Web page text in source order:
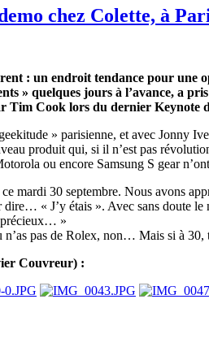
chez Colette, à
: un endroit tendance pour
» quelques jours à l’avance, a
Tim Cook lors du dernier Keynote
» parisienne, et avec Jonny
produit qui, si il n’est pas
ou encore Samsung S gear
mardi 30 septembre. Nous avons
« J’y étais ». Avec sans doute
précieux… »
n’as pas de Rolex, non… Mais si à
Couvreur) :